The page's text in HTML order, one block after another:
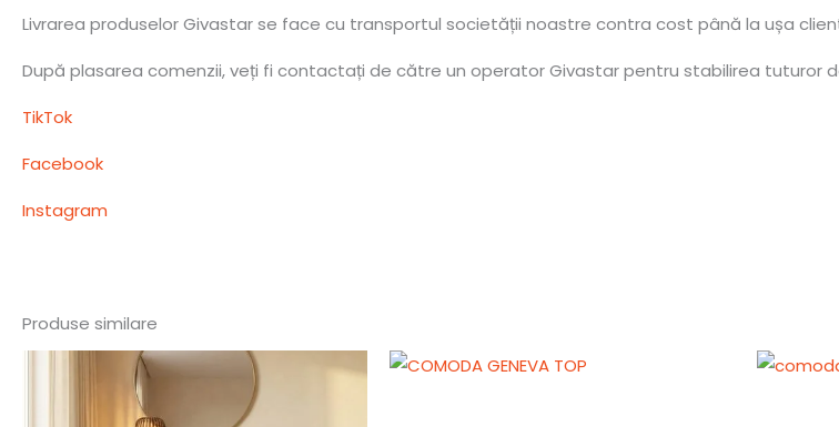
Livrarea produselor Givastar se face cu transportul societății noastre contra cost până la ușa
După plasarea comenzii, veți fi contactați de către un operator Givastar pentru stabilirea tuturor
TikTok
Facebook
Instagram
Produse similare